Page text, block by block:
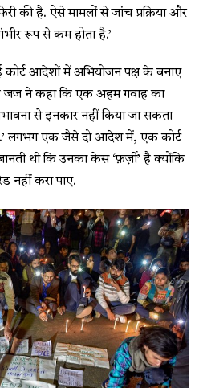
की है. ऐसे मामलों से जांच प्रक्रिया और
रूप से कम होता है.’
कोर्ट आदेशों में अभियोजन पक्ष के बनाए
जज ने कहा कि एक अहम गवाह का
से इनकार नहीं किया जा सकता
लगभग एक जैसे दो आदेश में, एक कोर्ट
थी कि उनका केस ‘फ़र्ज़ी’ है क्योंकि
नहीं करा पाए.